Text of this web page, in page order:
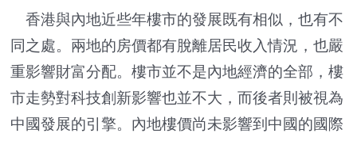
香港與內地近些年樓市的發展既有相似，也有不
同之處。兩地的房價都有脫離居民收入情況，也嚴
重影響財富分配。樓市並不是內地經濟的全部，樓
市走勢對科技創新影響也並不大，而後者則被視為
中國發展的引擎。內地樓價尚未影響到中國的國際